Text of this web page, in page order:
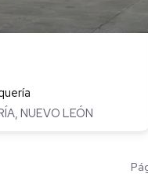
NUEVO LEÓN